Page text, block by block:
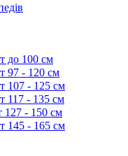
до 100 см
97 - 120 см
107 - 125 см
117 - 135 см
127 - 150 см
145 - 165 см